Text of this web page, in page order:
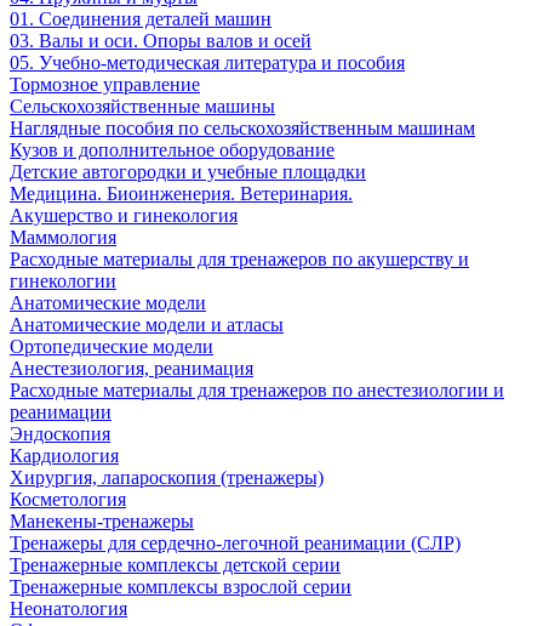
01. Соединения деталей машин
03. Валы и оси. Опоры валов и осей
05. Учебно-методическая литература и пособия
Тормозное управление
Сельскохозяйственные машины
Наглядные пособия по сельскохозяйственным машинам
Кузов и дополнительное оборудование
Детские автогородки и учебные площадки
Медицина. Биоинженерия. Ветеринария.
Акушерство и гинекология
Маммология
Расходные материалы для тренажеров по акушерству и
гинекологии
Анатомические модели
Анатомические модели и атласы
Ортопедические модели
Анестезиология, реанимация
Расходные материалы для тренажеров по анестезиологии и
реанимации
Эндоскопия
Кардиология
Хирургия, лапароскопия (тренажеры)
Косметология
Манекены-тренажеры
Тренажеры для сердечно-легочной реанимации (СЛР)
Тренажерные комплексы детской серии
Тренажерные комплексы взрослой серии
Неонатология